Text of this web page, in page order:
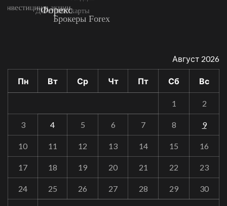
Август 2026
Пн Вт Ср Чт Пт Сб Вс
1 2
3 4 5 6 7 8 9
10 11 12 13 14 15 16
17 18 19 20 21 22 23
24 25 26 27 28 29 30